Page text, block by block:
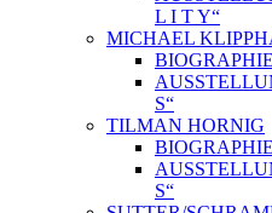
L I T Y“
MICHAEL
BIOGRAPHIE
S“
TILMAN HORNIG
BIOGRAPHIE
S“